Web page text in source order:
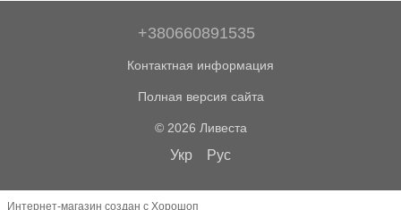
+380660891535
Контактная информация
Полная версия сайта
© 2026 Ливеста
Укр Рус
Интернет-магазин создан с Хорошоп